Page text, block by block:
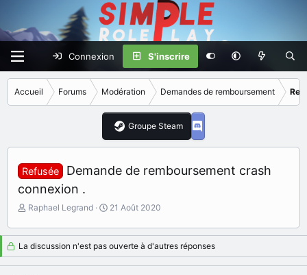
Connexion S'inscrire
Accueil Forums Modération Demandes de remboursement
Groupe Steam
Refusée
Demande de remboursement crash
connexion .
I
i
i
a
Raphael Legrand
D
t
e
d
e
21 Août 2020
La discussion n'est pas ouverte à d'autres réponses